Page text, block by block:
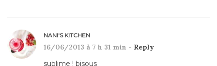
NANI'S KITCHEN
16/06/2013 à 7 h 31 min - Reply
sublime ! bisous